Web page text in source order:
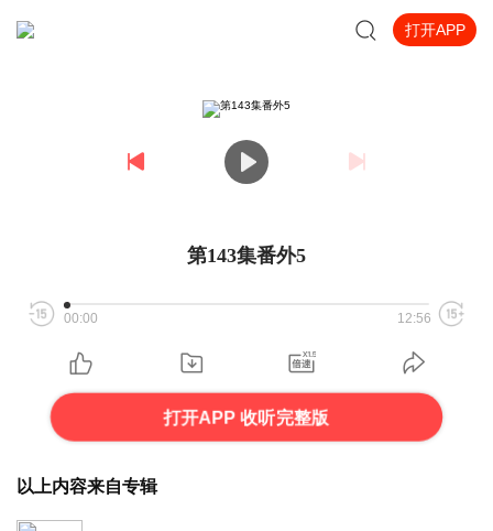
打开APP
第143集番外5
00:00 12:56
打开APP 收听完整版
以上内容来自专辑